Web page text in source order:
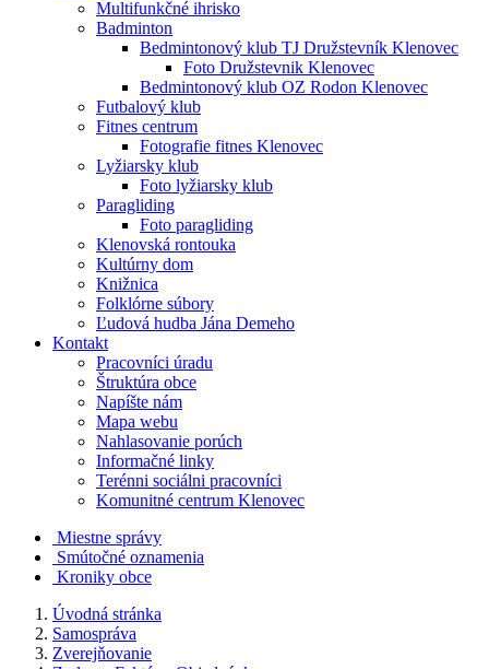
Multifunkčné ihrisko
Badminton
Bedmintonový klub TJ Družstevník Klenovec
Foto Družstevnik Klenovec
Bedmintonový klub OZ Rodon Klenovec
Futbalový klub
Fitnes centrum
Fotografie fitnes Klenovec
Lyžiarsky klub
Foto lyžiarsky klub
Paragliding
Foto paragliding
Klenovská rontouka
Kultúrny dom
Knižnica
Folklórne súbory
Ľudová hudba Jána Demeho
Kontakt
Pracovníci úradu
Štruktúra obce
Napíšte nám
Mapa webu
Nahlasovanie porúch
Informačné linky
Terénni sociálni pracovníci
Komunitné centrum Klenovec
Miestne správy
Smútočné oznamenia
Kroniky obce
Úvodná stránka
Samospráva
Zverejňovanie